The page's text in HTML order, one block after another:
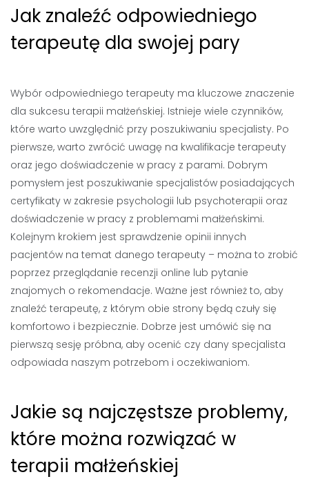
Jak znaleźć odpowiedniego
terapeutę dla swojej pary
Wybór odpowiedniego terapeuty ma kluczowe znaczenie
dla sukcesu terapii małżeńskiej. Istnieje wiele czynników,
które warto uwzględnić przy poszukiwaniu specjalisty. Po
pierwsze, warto zwrócić uwagę na kwalifikacje terapeuty
oraz jego doświadczenie w pracy z parami. Dobrym
pomysłem jest poszukiwanie specjalistów posiadających
certyfikaty w zakresie psychologii lub psychoterapii oraz
doświadczenie w pracy z problemami małżeńskimi.
Kolejnym krokiem jest sprawdzenie opinii innych
pacjentów na temat danego terapeuty – można to zrobić
poprzez przeglądanie recenzji online lub pytanie
znajomych o rekomendacje. Ważne jest również to, aby
znaleźć terapeutę, z którym obie strony będą czuły się
komfortowo i bezpiecznie. Dobrze jest umówić się na
pierwszą sesję próbna, aby ocenić czy dany specjalista
odpowiada naszym potrzebom i oczekiwaniom.
Jakie są najczęstsze problemy,
które można rozwiązać w
terapii małżeńskiej